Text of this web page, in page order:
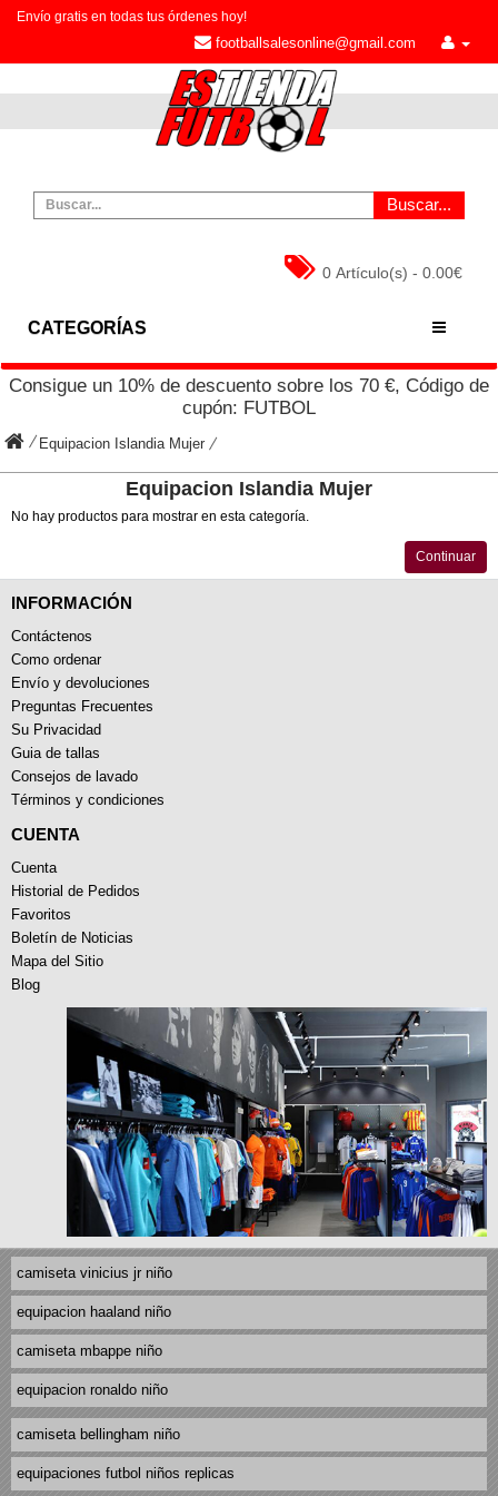
Envío gratis en todas tus órdenes hoy!
footballsalesonline@gmail.com
Buscar...
0 Artículo(s) - 0.00€
CATEGORÍAS
Consigue un 10% de descuento sobre los 70 €, Código de
cupón: FUTBOL
Equipacion Islandia Mujer
Equipacion Islandia Mujer
No hay productos para mostrar en esta categoría.
Continuar
INFORMACIÓN
Contáctenos
Como ordenar
Envío y devoluciones
Preguntas Frecuentes
Su Privacidad
Guia de tallas
Consejos de lavado
Términos y condiciones
CUENTA
Cuenta
Historial de Pedidos
Favoritos
Boletín de Noticias
Mapa del Sitio
Blog
camiseta vinicius jr niño
equipacion haaland niño
camiseta mbappe niño
equipacion ronaldo niño
camiseta bellingham niño
equipaciones futbol niños replicas